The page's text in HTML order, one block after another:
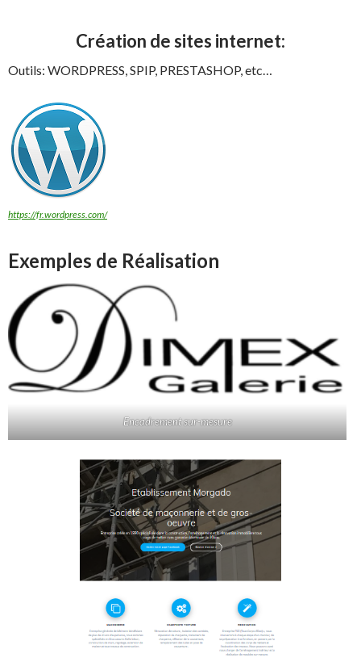
Création de sites internet:
Outils: WORDPRESS, SPIP, PRESTASHOP, etc…
https://fr.wordpress.com/
Exemples de Réalisation
Encadrement sur-mesure